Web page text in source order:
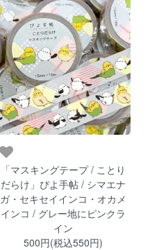
「マスキングテープ / ことり
だらけ」ぴよ手帖 / シマエナ
ガ・セキセイインコ・オカメ
インコ / グレー地にピンクラ
イン
500円(税込550円)